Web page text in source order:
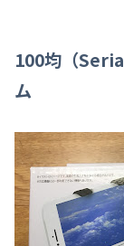
100均（
ム